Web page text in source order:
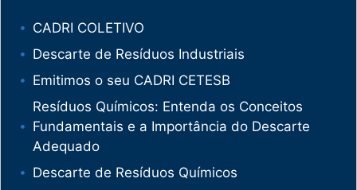
CADRI COLETIVO
Descarte de Resíduos Industriais
Emitimos o seu CADRI CETESB
Resíduos Químicos: Entenda os Conceitos
Fundamentais e a Importância do Descarte
Adequado
Descarte de Resíduos Químicos